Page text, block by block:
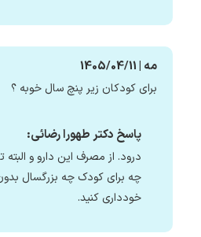
مه | 1405/04/11
برای کودکان زیر پنچ سال خوبه ؟
پاسخ دکتر طهورا رضائی:
درود. از مصرف این دارو و البته
چه برای کودک چه بزرگسال
خودداری کنید.